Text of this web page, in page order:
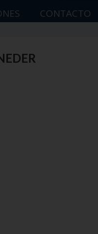
CONTACTO